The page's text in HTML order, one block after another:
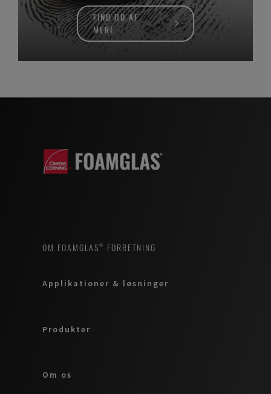
FIND UD AF
MERE
OM FOAMGLAS® FORRETNING
Applikationer & løsninger
Produkter
Om os